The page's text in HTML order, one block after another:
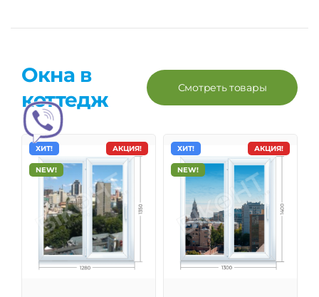
Окна в
коттедж
Смотреть товары
АКЦИЯ!
ХИТ!
NEW!
АКЦИЯ!
ХИТ!
NEW!